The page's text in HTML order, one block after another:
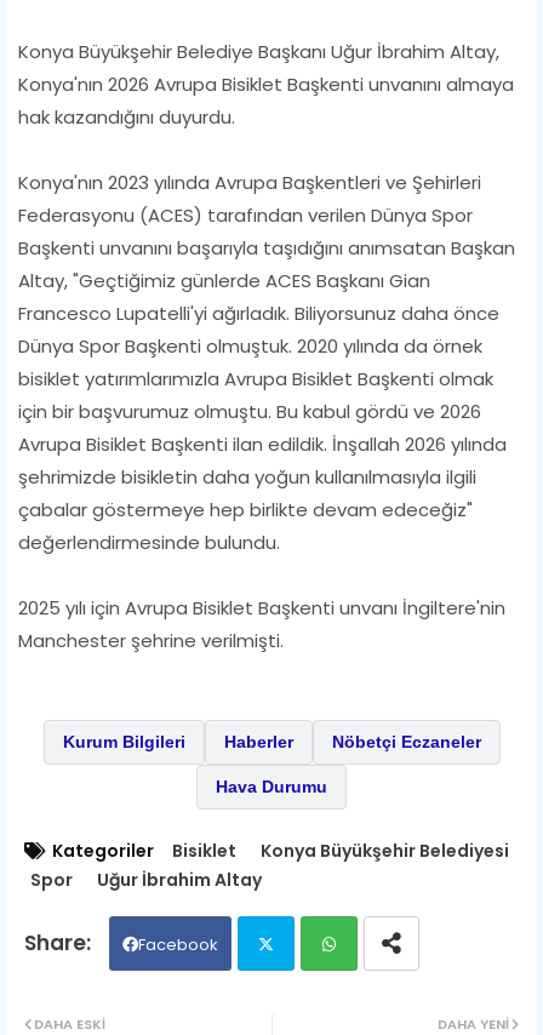
Konya Büyükşehir Belediye Başkanı Uğur İbrahim Altay,
Konya'nın 2026 Avrupa Bisiklet Başkenti unvanını almaya
hak kazandığını duyurdu.
Konya'nın 2023 yılında Avrupa Başkentleri ve Şehirleri
Federasyonu (ACES) tarafından verilen Dünya Spor
Başkenti unvanını başarıyla taşıdığını anımsatan Başkan
Altay, "Geçtiğimiz günlerde ACES Başkanı Gian
Francesco Lupatelli'yi ağırladık. Biliyorsunuz daha önce
Dünya Spor Başkenti olmuştuk. 2020 yılında da örnek
bisiklet yatırımlarımızla Avrupa Bisiklet Başkenti olmak
için bir başvurumuz olmuştu. Bu kabul gördü ve 2026
Avrupa Bisiklet Başkenti ilan edildik. İnşallah 2026 yılında
şehrimizde bisikletin daha yoğun kullanılmasıyla ilgili
çabalar göstermeye hep birlikte devam edeceğiz"
değerlendirmesinde bulundu.
2025 yılı için Avrupa Bisiklet Başkenti unvanı İngiltere'nin
Manchester şehrine verilmişti.
Kurum Bilgileri Haberler Nöbetçi Eczaneler
Hava Durumu
Kategoriler Bisiklet
Konya Büyükşehir Belediyesi
Spor
Uğur İbrahim Altay
Facebook
DAHA YENI
DAHA ESKI